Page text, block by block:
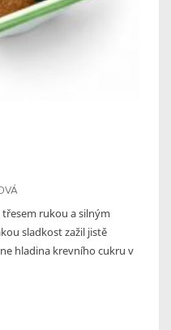
rukou a silným
sladkost zažil jistě
hladina krevního cukru v